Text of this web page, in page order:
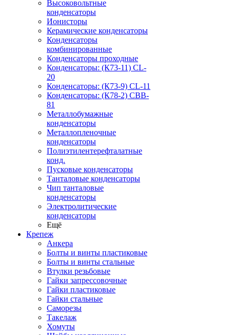
Высоковольтные
конденсаторы
Ионисторы
Керамические конденсаторы
Конденсаторы
комбинированные
Конденсаторы проходные
Конденсаторы: (К73-11) CL-
20
Конденсаторы: (К73-9) CL-11
Конденсаторы: (К78-2) CBB-
81
Металлобумажные
конденсаторы
Металлопленочные
конденсаторы
Полиэтилентерефталатные
конд.
Пусковые конденсаторы
Танталовые конденсаторы
Чип танталовые
конденсаторы
Электролитические
конденсаторы
Ещё
Крепеж
Анкера
Болты и винты пластиковые
Болты и винты стальные
Втулки резьбовые
Гайки запрессовочные
Гайки пластиковые
Гайки стальные
Саморезы
Такелаж
Хомуты